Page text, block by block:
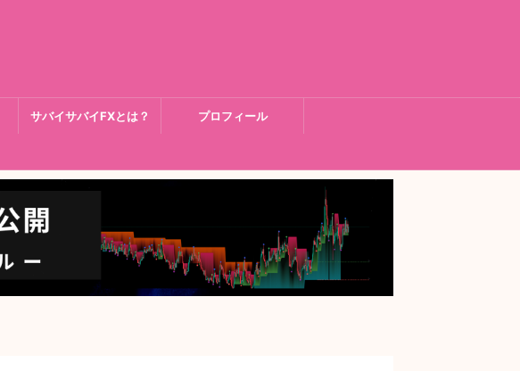
サバイサバイFXとは？ プロフィール